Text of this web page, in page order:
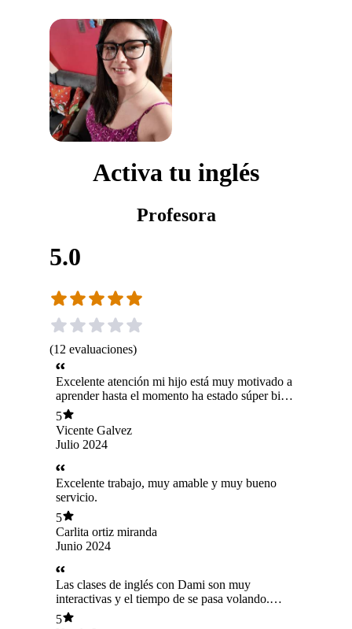
Activa tu inglés
Profesora
5.0
(12 evaluaciones)
Excelente atención mi hijo está muy motivado a
aprender hasta el momento ha estado súper bien
en las clases ya que él tiene tdah, le gusta mucho
5
Vicente Galvez
Julio 2024
Excelente trabajo, muy amable y muy bueno
servicio.
5
Carlita ortiz miranda
Junio 2024
Las clases de inglés con Dami son muy
interactivas y el tiempo de se pasa volando.
Totalmente recomendada.
5